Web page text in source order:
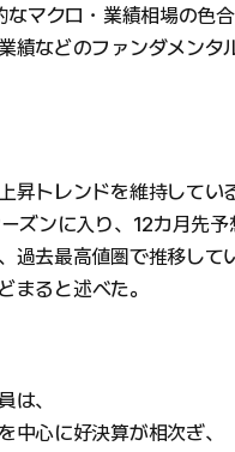
マクロ・業績相場の色合
績などのファンダメンタ
昇トレンドを維持してい
ズンに入り、12カ月先予
去最高値圏で推移して
まると述べた。
は、
中心に好決算が相次ぎ、